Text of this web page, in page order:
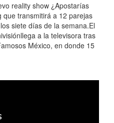
reality show ¿Apostarías
transmitirá a 12 parejas
siete días de la semana.El
a la televisora tras
México, en donde 15